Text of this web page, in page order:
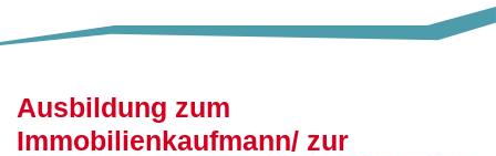
Ausbildung zum
Immobilienkaufmann/ zur